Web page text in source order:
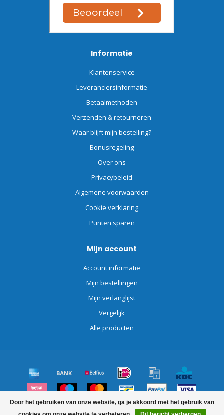
Door het gebruiken van onze website, ga je akkoord met het gebruik van
Informatie
Klantenservice
Leveranciersinformatie
Betaalmethoden
Verzenden & retourneren
Waar blijft mijn bestelling?
Bonusregeling
Over ons
Privacybeleid
Algemene voorwaarden
Cookie verklaring
Punten sparen
Mijn account
Account informatie
Mijn bestellingen
Mijn verlanglijst
Vergelijk
Alle producten
© Copyright 2026 Schoonmaakdiscount.nl